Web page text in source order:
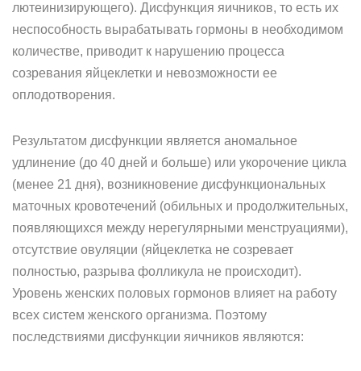
лютеинизирующего). Дисфункция яичников, то есть их
неспособность вырабатывать гормоны в необходимом
количестве, приводит к нарушению процесса
созревания яйцеклетки и невозможности ее
оплодотворения.
Результатом дисфункции является аномальное
удлинение (до 40 дней и больше) или укорочение цикла
(менее 21 дня), возникновение дисфункциональных
маточных кровотечений (обильных и продолжительных,
появляющихся между нерегулярными менструациями),
отсутствие овуляции (яйцеклетка не созревает
полностью, разрыва фолликула не происходит).
Уровень женских половых гормонов влияет на работу
всех систем женского организма. Поэтому
последствиями дисфункции яичников являются: